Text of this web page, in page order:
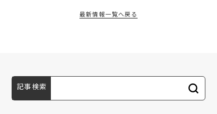
最新情報一覧へ戻る
記事検索